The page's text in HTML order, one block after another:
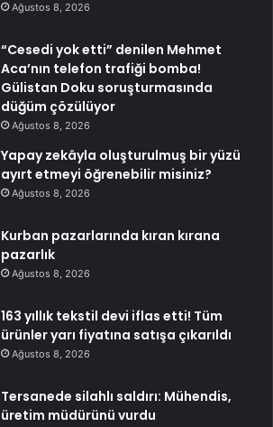
Ağustos 8, 2026
“Cesedi yok etti” denilen Mehmet
Aca’nın telefon trafiği bomba!
Gülistan Doku soruşturmasında
düğüm çözülüyor
Ağustos 8, 2026
Yapay zekâyla oluşturulmuş bir yüzü
ayırt etmeyi öğrenebilir misiniz?
Ağustos 8, 2026
Kurban pazarlarında kıran kırana
pazarlık
Ağustos 8, 2026
163 yıllık tekstil devi iflas etti! Tüm
ürünler yarı fiyatına satışa çıkarıldı
Ağustos 8, 2026
Tersanede silahlı saldırı: Mühendis,
üretim müdürünü vurdu